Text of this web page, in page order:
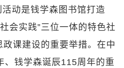
动是钱学森图书馆打造
会实践”三位一体的特色社
课建设的重要举措。在中
、钱学森诞辰115周年的重